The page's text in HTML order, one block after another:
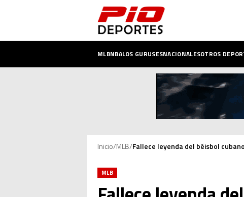
MLBNBALOS GURUSESNACIONALESOTROS
Inicio/MLB/Fallece leyenda del béisbol
MLB